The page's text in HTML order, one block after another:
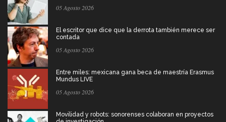
05 Agosto 2026
El escritor que dice que la derrota también merece ser
contada
05 Agosto 2026
Entre miles: mexicana gana beca de maestría Erasmus
Mundus LIVE
05 Agosto 2026
Movilidad y robots: sonorenses colaboran en proyectos